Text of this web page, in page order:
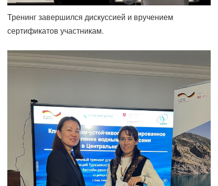
Тренинг завершился дискуссией и вручением
сертификатов участникам.